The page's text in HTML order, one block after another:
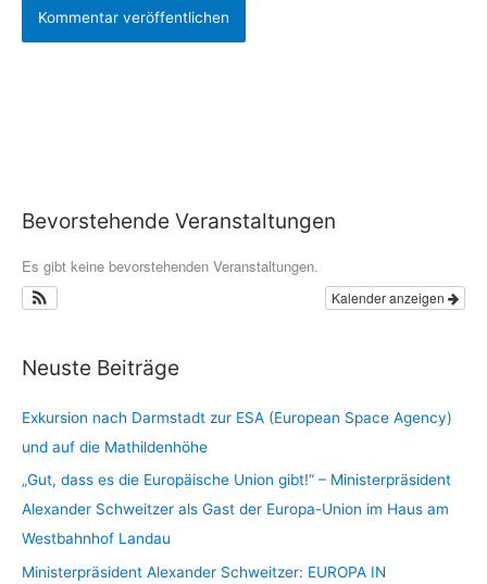
Bevorstehende Veranstaltungen
Es gibt keine bevorstehenden Veranstaltungen.
Kalender anzeigen
Neuste Beiträge
Exkursion nach Darmstadt zur ESA (European Space Agency)
und auf die Mathildenhöhe
„Gut, dass es die Europäische Union gibt!“ – Ministerpräsident
Alexander Schweitzer als Gast der Europa-Union im Haus am
Westbahnhof Landau
Ministerpräsident Alexander Schweitzer: EUROPA IN